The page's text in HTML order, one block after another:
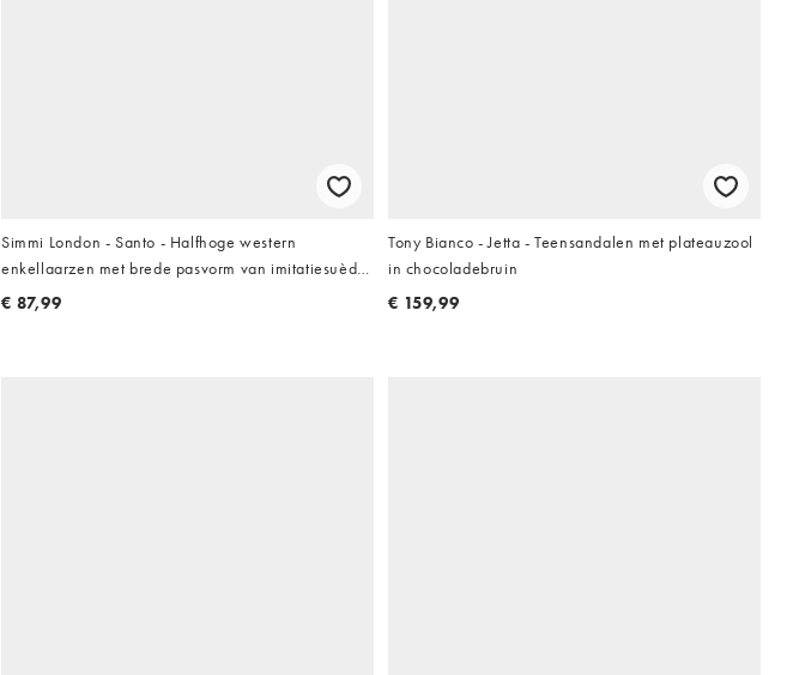
Simmi London - Santo - Halfhoge western
enkellaarzen met brede pasvorm van imitatiesuède
met franjes in bruin
€ 87,99
Tony Bianco - Jetta - Teensandalen met plateauzool
in chocoladebruin
€ 159,99